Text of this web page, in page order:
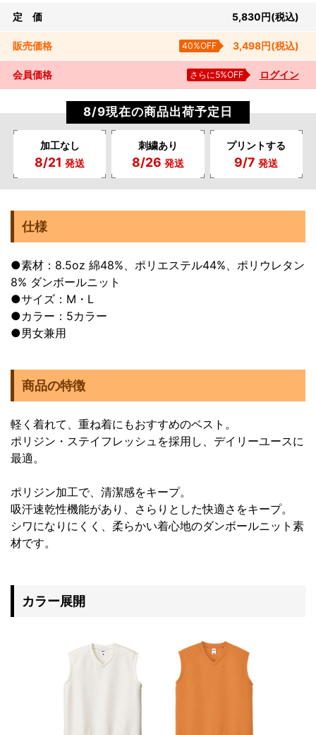
定 価 5,830 円(税込)
販売価格 40%OFF 3,498円(税込)
会員価格 さらに5%OFF ログイン
8/9現在の商品出荷予定日
加工なし
8/21 発送
刺繍あり
8/26 発送
プリントする
9/7 発送
仕様
●素材：8.5oz 綿48%、ポリエステル44%、ポリウレタン
8% ダンボールニット
●サイズ：M・L
●カラー：5カラー
●男女兼用
商品の特徴
軽く着れて、重ね着にもおすすめのベスト。
ポリジン・ステイフレッシュを採用し、デイリーユースに
最適。
ポリジン加工で、清潔感をキープ。
吸汗速乾性機能があり、さらりとした快適さをキープ。
シワになりにくく、柔らかい着心地のダンボールニット素
材です。
カラー展開